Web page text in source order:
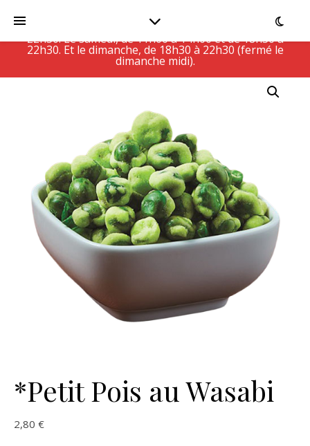
*Petit Pois au Wasabi
2,80 €
Le Restaurant est actuellement fermé, ouvert Du
lundi au vendredi, de 11h00 à 14h30 et de 18h30 à
22h30. Le samedi, de 11h00 à 14h00 et de 18h30 à
22h30. Et le dimanche, de 18h30 à 22h30 (fermé le
dimanche midi).